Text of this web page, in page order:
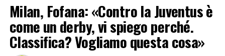
Milan, Fofana: «Contro la Juventus è
come un derby, vi spiego perché.
Classifica? Vogliamo questa cosa»